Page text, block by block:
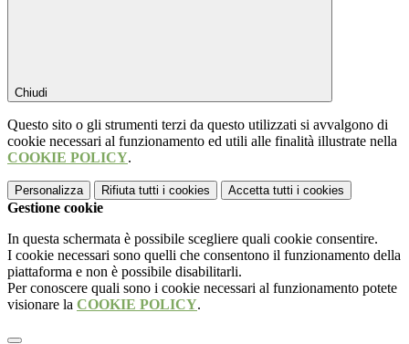
Chiudi
Questo sito o gli strumenti terzi da questo utilizzati si avvalgono di
cookie necessari al funzionamento ed utili alle finalità illustrate nella
COOKIE POLICY.
Personalizza Rifiuta tutti i cookies Accetta tutti i cookies
Gestione cookie
In questa schermata è possibile scegliere quali cookie consentire.
I cookie necessari sono quelli che consentono il funzionamento della
piattaforma e non è possibile disabilitarli.
Per conoscere quali sono i cookie necessari al funzionamento potete
visionare la COOKIE POLICY.